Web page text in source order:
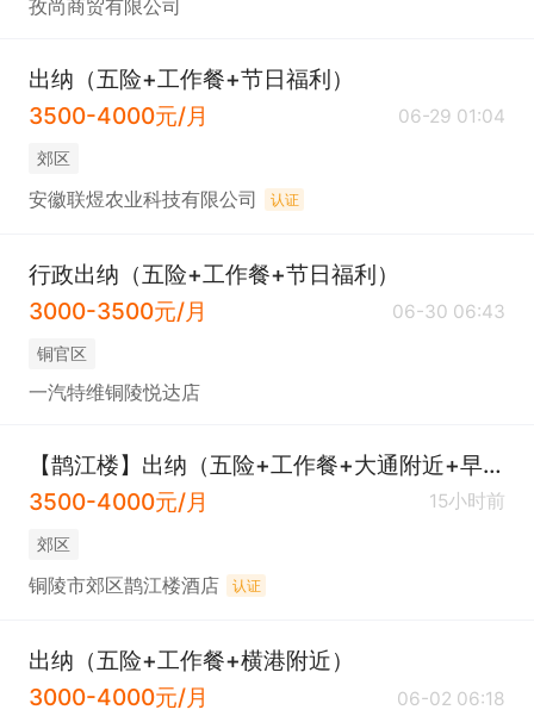
孜尚商贸有限公司
出纳（五险+工作餐+节日福利）
3500-4000元/月
06-29 01:04
郊区
安徽联煜农业科技有限公司 认证
行政出纳（五险+工作餐+节日福利）
3000-3500元/月
06-30 06:43
铜官区
一汽特维铜陵悦达店
【鹊江楼】出纳（五险+工作餐+大通附近+早八晚五）
3500-4000元/月
15小时前
郊区
铜陵市郊区鹊江楼酒店 认证
出纳（五险+工作餐+横港附近）
3000-4000元/月
06-02 06:18